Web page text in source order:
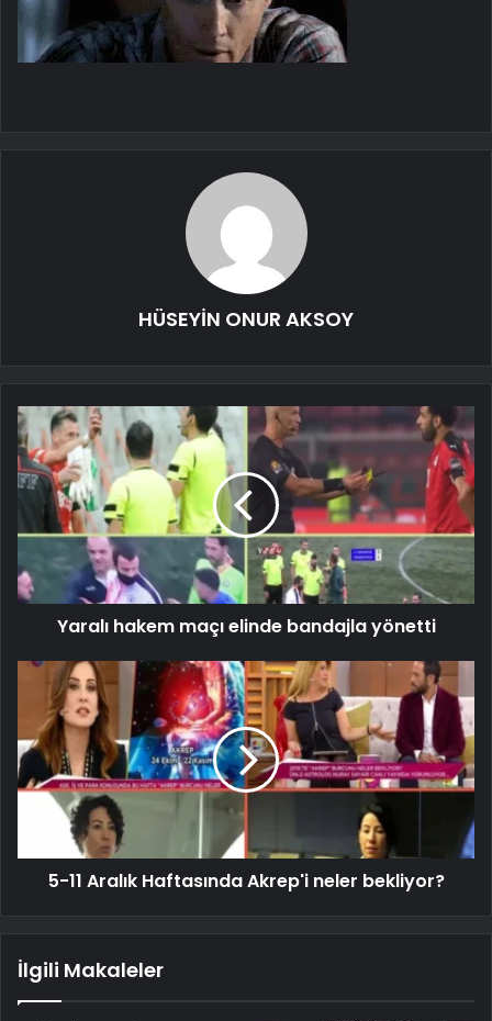
HÜSEYİN ONUR AKSOY
Yaralı hakem maçı elinde bandajla yönetti
5-11 Aralık Haftasında Akrep'i neler bekliyor?
İlgili Makaleler